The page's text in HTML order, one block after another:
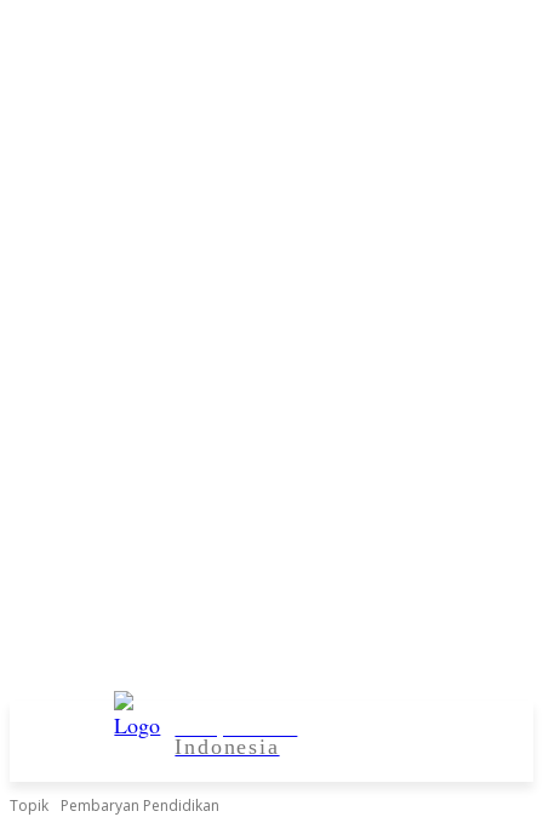
Indonesia
Topik Pembaryan Pendidikan